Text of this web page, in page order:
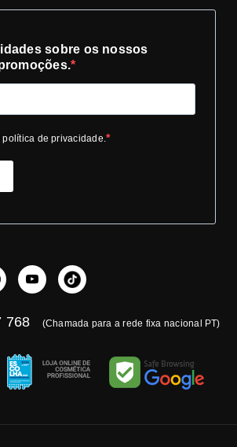
sobre os nossos
política de privacidade.
768 (Chamada para a rede fixa nacional PT)